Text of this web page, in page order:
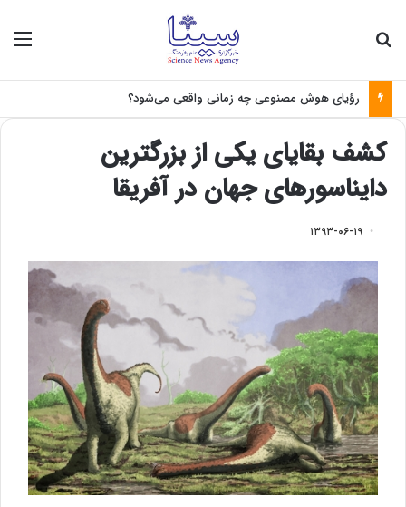
رؤیای هوش مصنوعی چه زمانی واقعی می‌شود؟
کشف بقایای یکی از بزرگترین
دایناسورهای جهان در آفریقا
۱۳۹۳-۰۶-۱۹